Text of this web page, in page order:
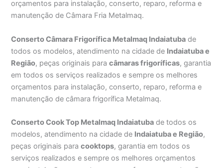
orçamentos para instalação, conserto, reparo, reforma e
manutenção de Câmara Fria Metalmaq.
Conserto Câmara Frigorífica Metalmaq Indaiatuba de
todos os modelos, atendimento na cidade de Indaiatuba e
Região, peças originais paracâmaras frigoríficas, garantia
em todos os serviços realizados e sempre os melhores
orçamentos para instalação, conserto, reparo, reforma e
manutenção de câmara frigorífica Metalmaq.
Conserto Cook Top Metalmaq Indaiatuba de todos os
modelos, atendimento na cidade de Indaiatuba e Região,
peças originais paracooktops, garantia em todos os
serviços realizados e sempre os melhores orçamentos